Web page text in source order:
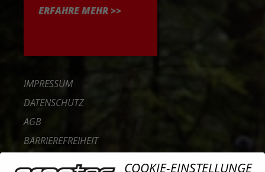
ERFAHRE MEHR >>
IMPRESSUM
DATENSCHUTZ
AGB
BARRIEREFREIHEIT
COOKIE-EINSTELLUNGE